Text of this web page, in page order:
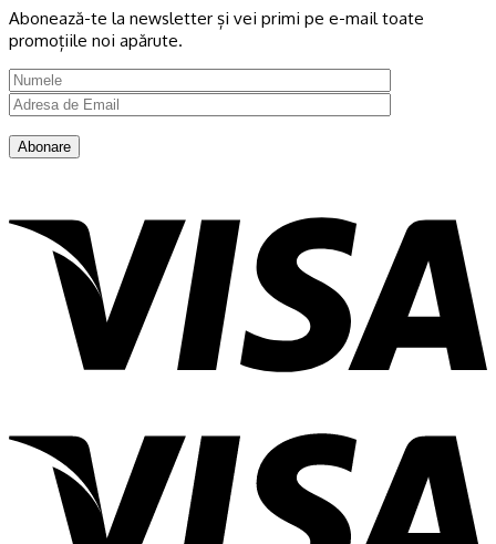
Abonează-te la newsletter și vei primi pe e-mail toate
promoțiile noi apărute.